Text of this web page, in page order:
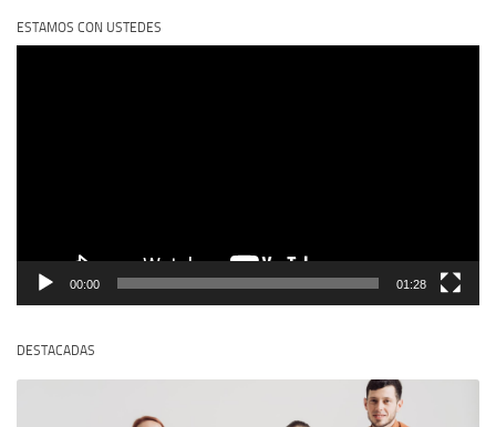
ESTAMOS CON USTEDES
00:00 01:28
DESTACADAS